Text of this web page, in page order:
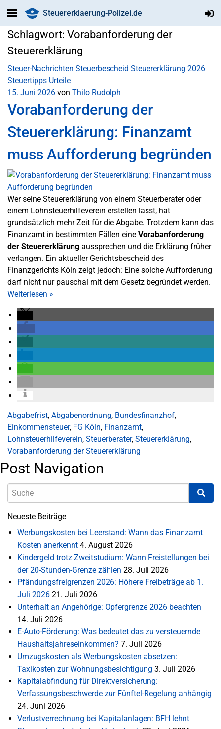
Steuererklaerung-Polizei.de
Schlagwort: Vorabanforderung der
Steuererklärung
Steuer-Nachrichten Steuerbescheid Steuererklärung 2026
Steuertipps Urteile
15. Juni 2026 von Thilo Rudolph
Vorabanforderung der
Steuererklärung: Finanzamt
muss Aufforderung begründen
Wer seine Steuererklärung von einem Steuerberater oder
einem Lohnsteuerhilfeverein erstellen lässt, hat
grundsätzlich mehr Zeit für die Abgabe. Trotzdem kann das
Finanzamt in bestimmten Fällen eine Vorabanforderung
der Steuererklärung aussprechen und die Erklärung früher
verlangen. Ein aktueller Gerichtsbescheid des
Finanzgerichts Köln zeigt jedoch: Eine solche Aufforderung
darf nicht nur pauschal mit dem Gesetz begründet werden.
Weiterlesen »
Abgabefrist, Abgabenordnung, Bundesfinanzhof,
Einkommensteuer, FG Köln, Finanzamt,
Lohnsteuerhilfeverein, Steuerberater, Steuererklärung,
Vorabanforderung der Steuererklärung
Post Navigation
Neueste Beiträge
Werbungskosten bei Leerstand: Wann das Finanzamt
Kosten anerkennt 4. August 2026
Kindergeld trotz Zweitstudium: Wann Freistellungen bei
der 20-Stunden-Grenze zählen 28. Juli 2026
Pfändungsfreigrenzen 2026: Höhere Freibeträge ab 1.
Juli 2026 21. Juli 2026
Unterhalt an Angehörige: Opfergrenze 2026 beachten
14. Juli 2026
E-Auto-Förderung: Was bedeutet das zu versteuernde
Haushaltsjahreseinkommen? 7. Juli 2026
Umzugskosten als Werbungskosten absetzen:
Taxikosten zur Wohnungsbesichtigung 3. Juli 2026
Kapitalabfindung für Direktversicherung:
Verfassungsbeschwerde zur Fünftel-Regelung anhängig
24. Juni 2026
Verlustverrechnung bei Kapitalanlagen: BFH lehnt